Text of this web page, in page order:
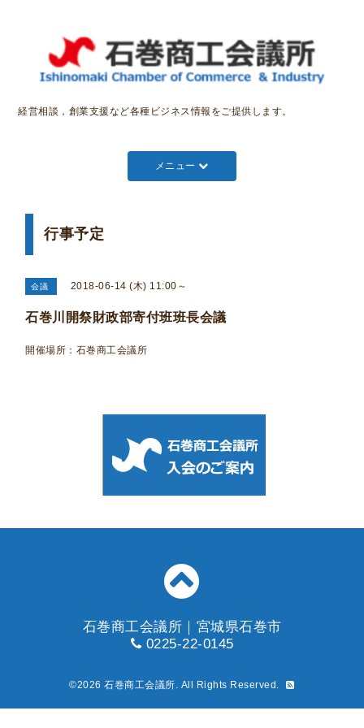
経営相談，創業支援など各種ビジネス情報をご提供します。
メニュー
行事予定
会議 2018-06-14 (木) 11:00～
石巻川開祭財政部寄付班班長会議
開催場所：石巻商工会議所
石巻商工会議所｜宮城県石巻市
0225-22-0145
©2026石巻商工会議所. All Rights Reserved.